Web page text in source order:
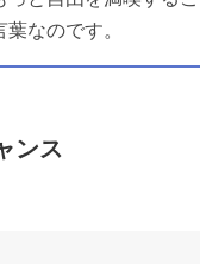
なのです。
ンス